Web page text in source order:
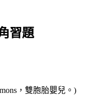
習題